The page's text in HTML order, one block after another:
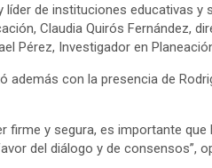
líder de instituciones educativas y
Claudia Quirós Fernández,
Pérez, Investigador en
además con la presencia de
firme y segura, es importante
del diálogo y de consensos”,